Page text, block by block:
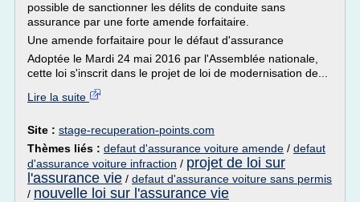
possible de sanctionner les délits de conduite sans
assurance par une forte amende forfaitaire.
Une amende forfaitaire pour le défaut d'assurance
Adoptée le Mardi 24 mai 2016 par l'Assemblée nationale,
cette loi s'inscrit dans le projet de loi de modernisation de...
Lire la suite
Site : stage-recuperation-points.com
Thèmes liés : defaut d'assurance voiture amende / defaut
d'assurance voiture infraction / projet de loi sur
l'assurance vie / defaut d'assurance voiture sans permis
/ nouvelle loi sur l'assurance vie